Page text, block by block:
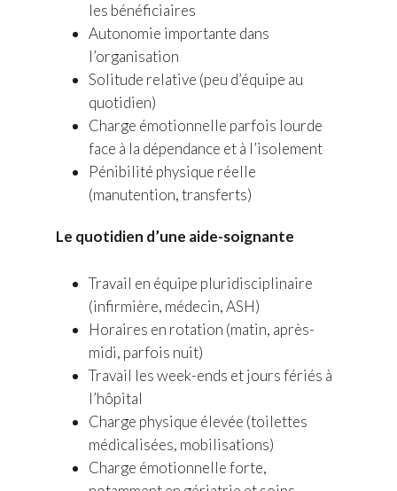
les bénéficiaires
Autonomie importante dans
l’organisation
Solitude relative (peu d’équipe au
quotidien)
Charge émotionnelle parfois lourde
face à la dépendance et à l’isolement
Pénibilité physique réelle
(manutention, transferts)
Le quotidien d’une aide-soignante
Travail en équipe pluridisciplinaire
(infirmière, médecin, ASH)
Horaires en rotation (matin, après-
midi, parfois nuit)
Travail les week-ends et jours fériés à
l’hôpital
Charge physique élevée (toilettes
médicalisées, mobilisations)
Charge émotionnelle forte,